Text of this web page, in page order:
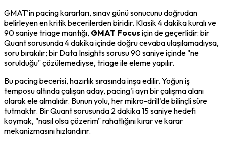
GMAT'in pacing kararları, sınav günü sonucunu doğrudan
belirleyen en kritik becerilerden biridir. Klasik 4 dakika kuralı ve
90 saniye triage mantığı, GMAT Focus için de geçerlidir: bir
Quant sorusunda 4 dakika içinde doğru cevaba ulaşılamadıysa,
soru bırakılır; bir Data Insights sorusu 90 saniye içinde "ne
sorulduğu" çözülemediyse, triage ile eleme yapılır.
Bu pacing becerisi, hazırlık sırasında inşa edilir. Yoğun iş
temposu altında çalışan aday, pacing'i ayrı bir çalışma alanı
olarak ele almalıdır. Bunun yolu, her mikro-drill'de bilinçli süre
tutmaktır. Bir Quant sorusunda 2 dakika 15 saniye hedefi
koymak, "nasıl olsa çözerim" rahatlığını kırar ve karar
mekanizmasını hızlandırır.